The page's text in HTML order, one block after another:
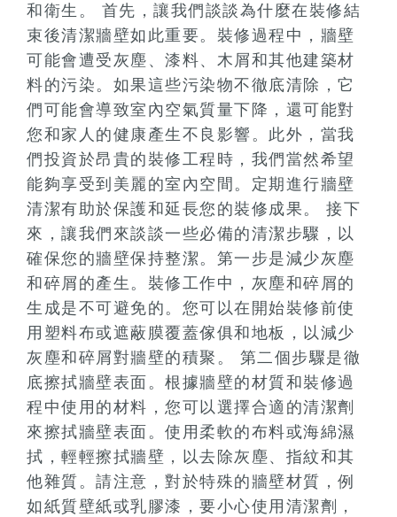
和衛生。 首先，讓我們談談為什麼在裝修結
束後清潔牆壁如此重要。裝修過程中，牆壁
可能會遭受灰塵、漆料、木屑和其他建築材
料的污染。如果這些污染物不徹底清除，它
們可能會導致室內空氣質量下降，還可能對
您和家人的健康產生不良影響。此外，當我
們投資於昂貴的裝修工程時，我們當然希望
能夠享受到美麗的室內空間。定期進行牆壁
清潔有助於保護和延長您的裝修成果。 接下
來，讓我們來談談一些必備的清潔步驟，以
確保您的牆壁保持整潔。第一步是減少灰塵
和碎屑的產生。裝修工作中，灰塵和碎屑的
生成是不可避免的。您可以在開始裝修前使
用塑料布或遮蔽膜覆蓋傢俱和地板，以減少
灰塵和碎屑對牆壁的積聚。 第二個步驟是徹
底擦拭牆壁表面。根據牆壁的材質和裝修過
程中使用的材料，您可以選擇合適的清潔劑
來擦拭牆壁表面。使用柔軟的布料或海綿濕
拭，輕輕擦拭牆壁，以去除灰塵、指紋和其
他雜質。請注意，對於特殊的牆壁材質，例
如紙質壁紙或乳膠漆，要小心使用清潔劑，